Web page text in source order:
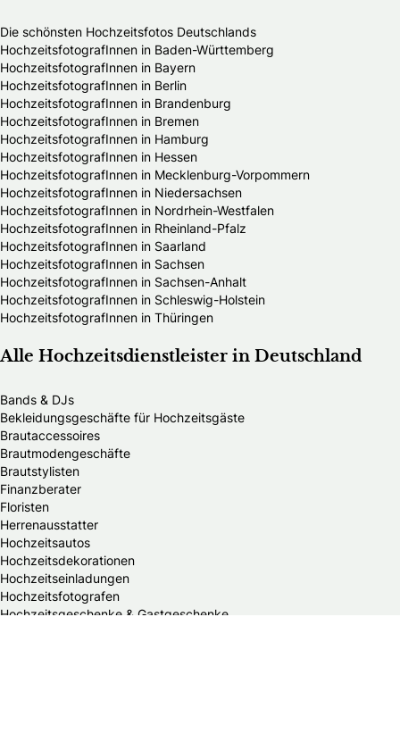
Die schönsten Hochzeitsfotos Deutschlands
HochzeitsfotografInnen in Baden-Württemberg
HochzeitsfotografInnen in Bayern
HochzeitsfotografInnen in Berlin
HochzeitsfotografInnen in Brandenburg
HochzeitsfotografInnen in Bremen
HochzeitsfotografInnen in Hamburg
HochzeitsfotografInnen in Hessen
HochzeitsfotografInnen in Mecklenburg-Vorpommern
HochzeitsfotografInnen in Niedersachsen
HochzeitsfotografInnen in Nordrhein-Westfalen
HochzeitsfotografInnen in Rheinland-Pfalz
HochzeitsfotografInnen in Saarland
HochzeitsfotografInnen in Sachsen
HochzeitsfotografInnen in Sachsen-Anhalt
HochzeitsfotografInnen in Schleswig-Holstein
HochzeitsfotografInnen in Thüringen
Alle Hochzeitsdienstleister in Deutschland
Bands & DJs
Bekleidungsgeschäfte für Hochzeitsgäste
Brautaccessoires
Brautmodengeschäfte
Brautstylisten
Finanzberater
Floristen
Herrenausstatter
Hochzeitsautos
Hochzeitsdekorationen
Hochzeitseinladungen
Hochzeitsfotografen
Hochzeitsgeschenke & Gastgeschenke